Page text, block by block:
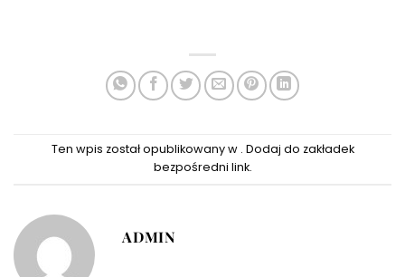
Ten wpis został opublikowany w . Dodaj do zakładek
bezpośredni link.
ADMIN